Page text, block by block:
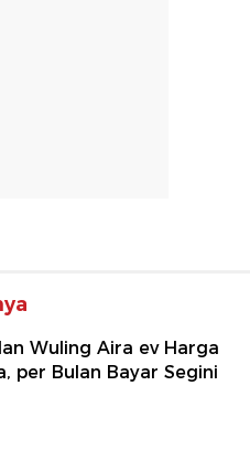
Wuling Aira ev Harga
per Bulan Bayar Segini